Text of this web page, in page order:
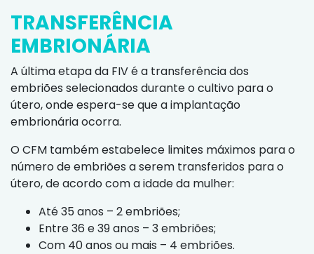
TRANSFERÊNCIA
EMBRIONÁRIA
A última etapa da FIV é a transferência dos
embriões selecionados durante o cultivo para o
útero, onde espera-se que a implantação
embrionária ocorra.
O CFM também estabelece limites máximos para o
número de embriões a serem transferidos para o
útero, de acordo com a idade da mulher:
Até 35 anos – 2 embriões;
Entre 36 e 39 anos – 3 embriões;
Com 40 anos ou mais – 4 embriões.